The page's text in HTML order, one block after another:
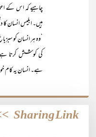
چاہیے کہ اس کے
ہیں۔ ابلیس انسان
‘وہ ہر انسان کو
کی کوشش کرتا ہے
ہے۔ انسان یہ
Sharing Link